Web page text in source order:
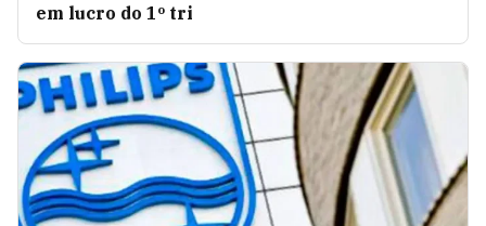
em lucro do 1º tri